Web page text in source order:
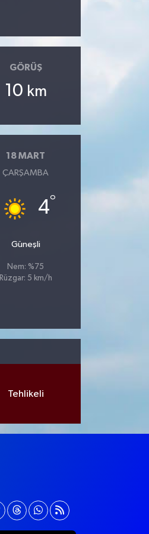
GÖRÜŞ
10 km
18 MART
ÇARŞAMBA
4°
Güneşli
Nem: %75
Rüzgar: 5 km/h
Tehlikeli